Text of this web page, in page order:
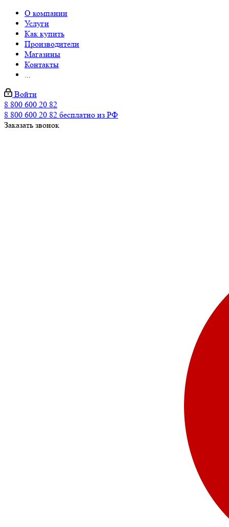
О компании
Услуги
Как купить
Производители
Магазины
Контакты
...
Войти
8 800 600 20 82
8 800 600 20 82 бесплатно из РФ
Заказать звонок